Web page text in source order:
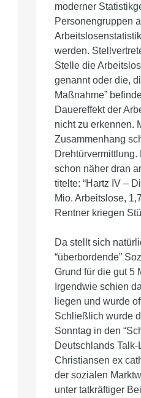
moderner
Personengruppen
werden.
Stelle die
genannt oder die,
Maßnahme”
Dauereffekt der
nicht zu erkennen.
Zusammenhang
schon näher dran
titelte: “Hartz IV –
Mio. Arbeitslose,
Rentner kriegen
Da stellt sich
“überbordende”
Grund für die gut 5
Irgendwie schien
liegen und wurde
Schließlich wurde
Sonntag in den
Deutschlands
Christiansen ex
der sozialen
unter tatkräftiger